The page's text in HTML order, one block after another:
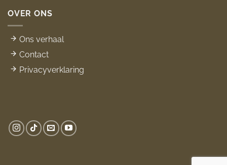
Camper
Waterfilter:
je
het
juiste
waterfiltersysteem
OVER ONS
Ons verhaal
Contact
Privacyverklaring